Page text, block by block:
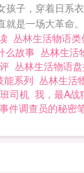
子，穿着日
是一场大革
丛林生活物语
么故事 丛林生活
丛林生活物语
能系列 丛林生活
司机 我，最A战
件调查员的秘密